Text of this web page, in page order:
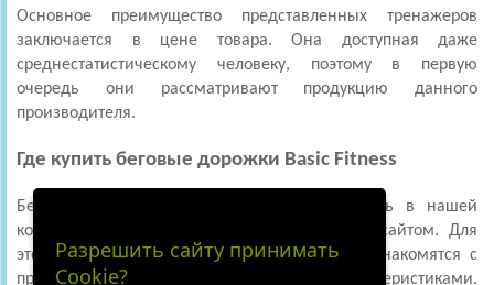
Основное преимущество представленных тренажеров
заключается в цене товара. Она доступная даже
среднестатистическому человеку, поэтому в первую
очередь они рассматривают продукцию данного
производителя.
Где купить беговые дорожки Basic Fitness
Беговые дорожки Basic Fitness можно купить в нашей
компании, воспользовавшись официальным сайтом. Для
этого просто заходят в интернет-магазин и знакомятся с
представленными для каждой модели характеристиками.
Разрешить сайту принимать
Cookie?